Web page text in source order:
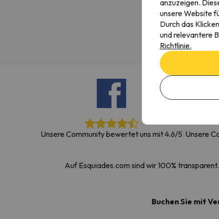
Es sieht so aus, als hätte sich unser Sucher
Unsere Community bewertet uns mit 4.6/5 Unsere
Auf Esquiades.com sind wir 100%
Buchen Sie mit
anzuzeigen.
unsere Website
Durch das
und relevantere
Richtlinie.